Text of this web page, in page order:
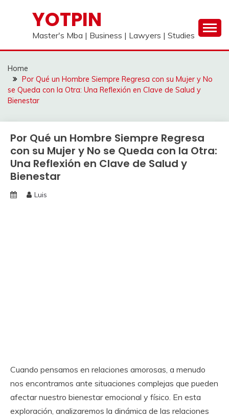
YOTPIN
Master's Mba | Business | Lawyers | Studies
Home
Por Qué un Hombre Siempre Regresa con su Mujer y No
se Queda con la Otra: Una Reflexión en Clave de Salud y
Bienestar
Por Qué un Hombre Siempre Regresa
con su Mujer y No se Queda con la Otra:
Una Reflexión en Clave de Salud y
Bienestar
Luis
Cuando pensamos en relaciones amorosas, a menudo
nos encontramos ante situaciones complejas que pueden
afectar nuestro bienestar emocional y físico. En esta
exploración, analizaremos la dinámica de las relaciones